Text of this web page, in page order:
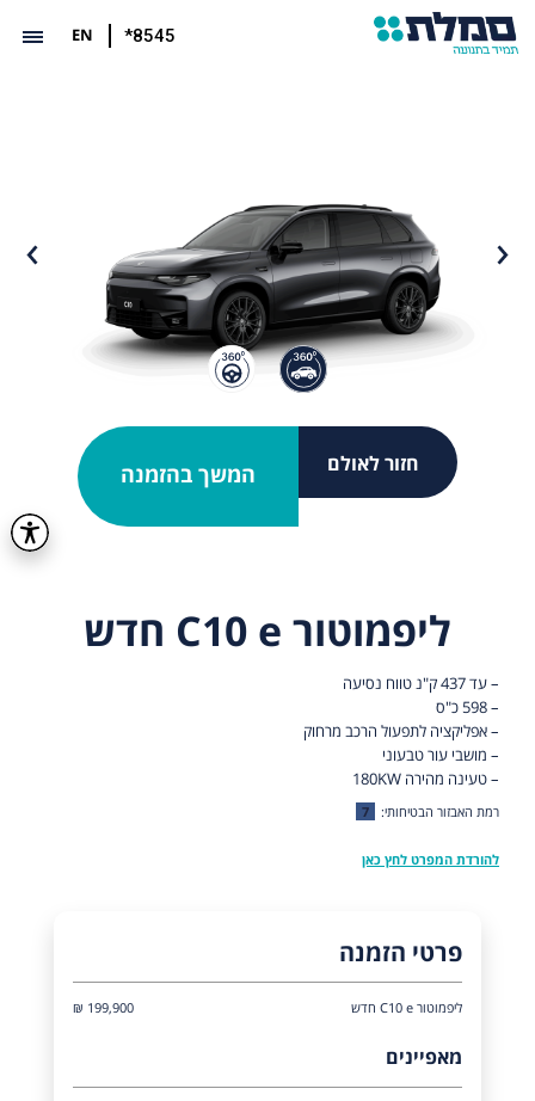
*8545
EN
חזור לאולם המשך בהזמנה
ליפמוטור C10 e חדש
– עד 437 ק"נ טווח נסיעה
– 598 כ"ס
– אפליקציה לתפעול הרכב מרחוק
– מושבי עור טבעוני
– טעינה מהירה 180KW
רמת האבזור הבטיחותי: 7
להורדת המפרט לחץ כאן
פרטי הזמנה
ליפמוטור C10 e חדש 199,900 ₪
מאפיינים